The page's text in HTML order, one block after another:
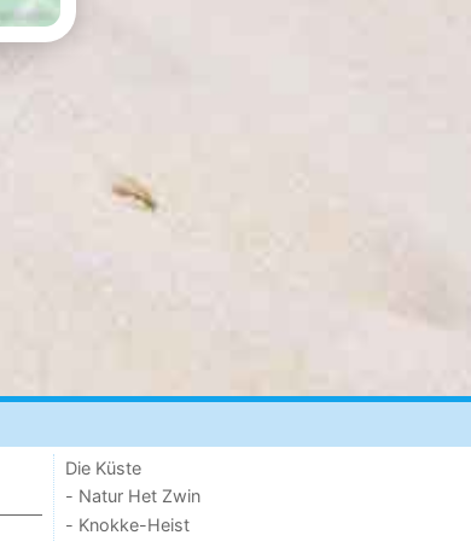
Die Küste
- Natur Het Zwin
- Knokke-Heist